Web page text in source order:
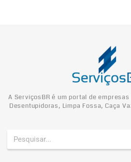
A ServiçosBR é um portal de
Desentupidoras, Limpa Fossa, Caça